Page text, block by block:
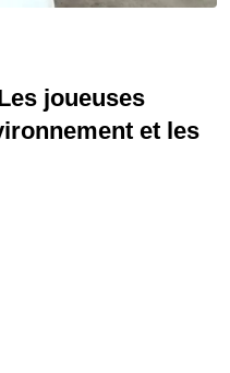
joueuses
et les